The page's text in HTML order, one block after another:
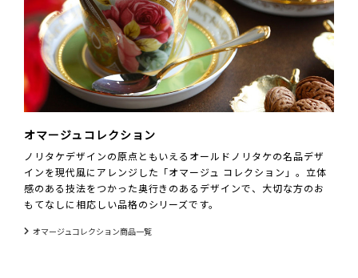
オマージュコレクション
ノリタケデザインの原点ともいえるオールドノリタケの名品デザ
インを現代風にアレンジした「オマージュ コレクション」。立体
感のある技法をつかった奥行きのあるデザインで、大切な方のお
もてなしに相応しい品格のシリーズです。
オマージュコレクション商品一覧